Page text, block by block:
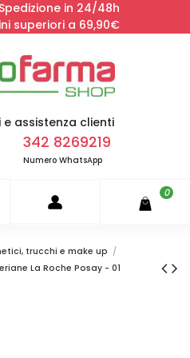
in 24/48h
superiori a 69,90€
assistenza clienti
342 8269219
Numero WhatsApp
0
trucchi e make up
La Roche Posay - 01